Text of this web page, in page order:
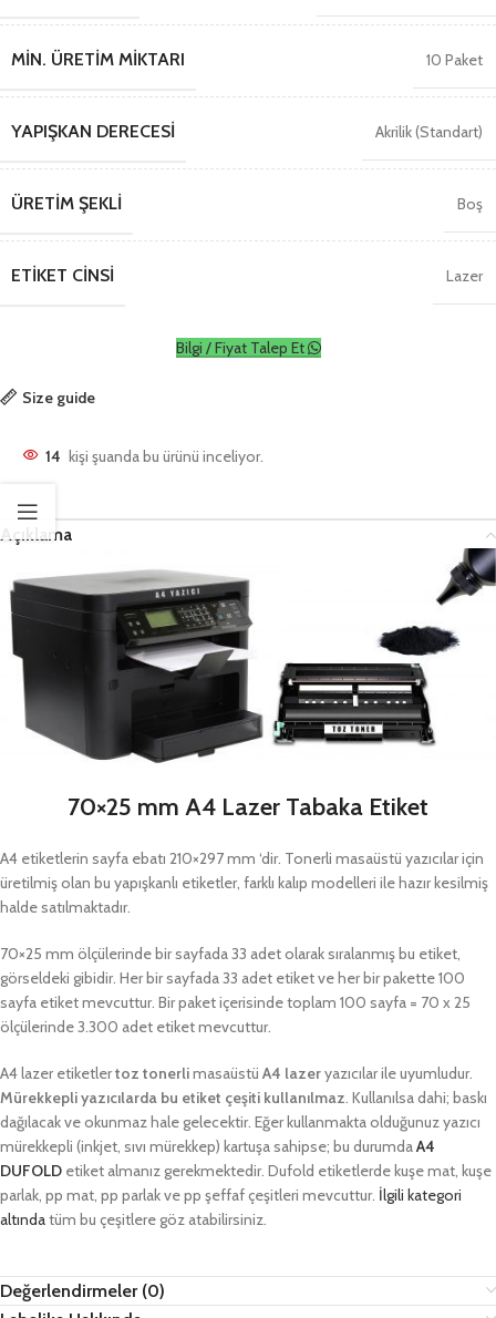
MIN. ÜRETIM MIKTARI 10 Paket
YAPIŞKAN DERECESI Akrilik (Standart)
ÜRETIM ŞEKLI Boş
ETIKET CINSI Lazer
Bilgi / Fiyat Talep Et
Size guide
14 kişi şuanda bu ürünü inceliyor.
Açıklama
70×25 mm A4 Lazer Tabaka Etiket
A4 etiketlerin sayfa ebatı 210×297 mm ‘dir. Tonerli masaüstü yazıcılar için
üretilmiş olan bu yapışkanlı etiketler, farklı kalıp modelleri ile hazır kesilmiş
halde satılmaktadır.
70×25 mm ölçülerinde bir sayfada 33 adet olarak sıralanmış bu etiket,
görseldeki gibidir. Her bir sayfada 33 adet etiket ve her bir pakette 100
sayfa etiket mevcuttur. Bir paket içerisinde toplam 100 sayfa = 70 x 25
ölçülerinde 3.300 adet etiket mevcuttur.
A4 lazer etiketlertoz tonerlimasaüstü A4 lazeryazıcılar ile uyumludur.
Mürekkepli yazıcılarda bu etiket çeşiti kullanılmaz. Kullanılsa dahi; baskı
dağılacak ve okunmaz hale gelecektir. Eğer kullanmakta olduğunuz yazıcı
mürekkepli (inkjet, sıvı mürekkep) kartuşa sahipse; bu durumdaA4
DUFOLD etiket almanız gerekmektedir. Dufold etiketlerde kuşe mat, kuşe
parlak, pp mat, pp parlak ve pp şeffaf çeşitleri mevcuttur. İlgili kategori
altındatüm bu çeşitlere göz atabilirsiniz.
Değerlendirmeler (0)